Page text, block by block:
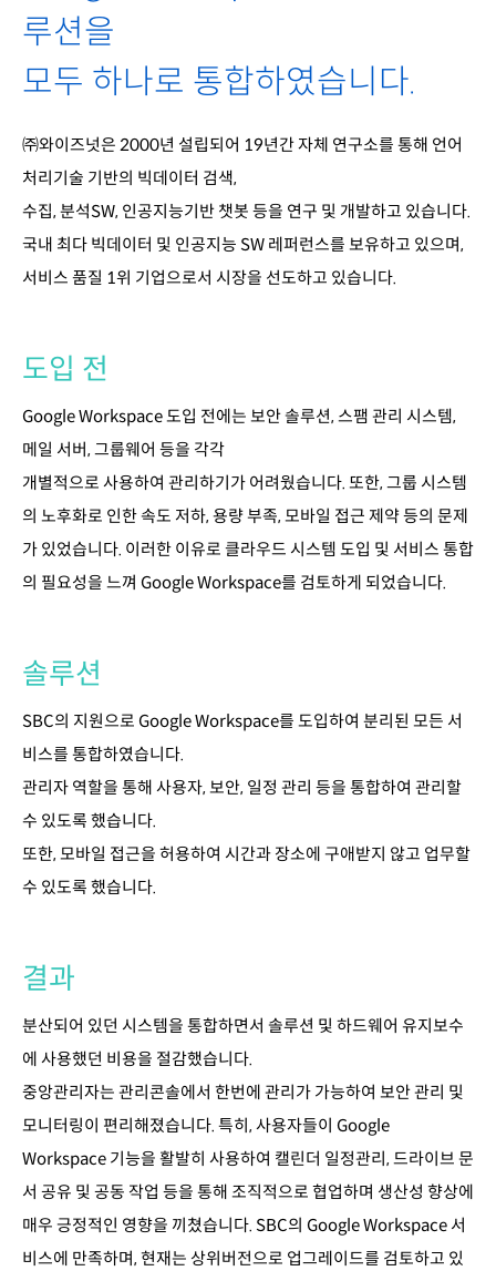
루션을
모두 하나로 통합하였습니다.
㈜와이즈넛은 2000년 설립되어 19년간 자체 연구소를 통해 언어
처리기술 기반의 빅데이터 검색,
수집, 분석SW, 인공지능기반 챗봇 등을 연구 및 개발하고 있습니다.
국내 최다 빅데이터 및 인공지능 SW 레퍼런스를 보유하고 있으며,
서비스 품질 1위 기업으로서 시장을 선도하고 있습니다.
도입 전
Google Workspace 도입 전에는 보안 솔루션, 스팸 관리 시스템,
메일 서버, 그룹웨어 등을 각각
개별적으로 사용하여 관리하기가 어려웠습니다. 또한, 그룹 시스템
의 노후화로 인한 속도 저하, 용량 부족, 모바일 접근 제약 등의 문제
가 있었습니다. 이러한 이유로 클라우드 시스템 도입 및 서비스 통합
의 필요성을 느껴 Google Workspace를 검토하게 되었습니다.
솔루션
SBC의 지원으로 Google Workspace를 도입하여 분리된 모든 서
비스를 통합하였습니다.
관리자 역할을 통해 사용자, 보안, 일정 관리 등을 통합하여 관리할
수 있도록 했습니다.
또한, 모바일 접근을 허용하여 시간과 장소에 구애받지 않고 업무할
수 있도록 했습니다.
결과
분산되어 있던 시스템을 통합하면서 솔루션 및 하드웨어 유지보수
에 사용했던 비용을 절감했습니다.
중앙관리자는 관리콘솔에서 한번에 관리가 가능하여 보안 관리 및
모니터링이 편리해졌습니다. 특히, 사용자들이 Google
Workspace 기능을 활발히 사용하여 캘린더 일정관리, 드라이브 문
서 공유 및 공동 작업 등을 통해 조직적으로 협업하며 생산성 향상에
매우 긍정적인 영향을 끼쳤습니다. SBC의 Google Workspace 서
비스에 만족하며, 현재는 상위버전으로 업그레이드를 검토하고 있